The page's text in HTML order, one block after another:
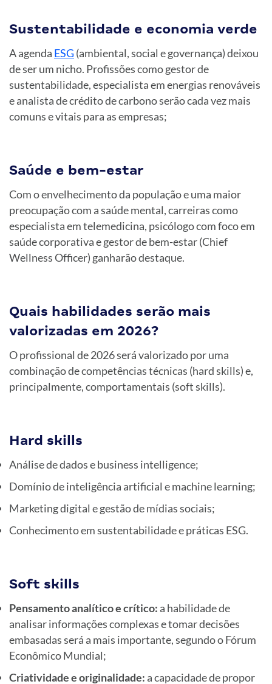
Sustentabilidade e economia verde
A agenda ESG(ambiental, social e governança) deixou
de ser um nicho. Profissões como gestor de
sustentabilidade, especialista em energias renováveis
e analista de crédito de carbono serão cada vez mais
comuns e vitais para as empresas;
Saúde e bem-estar
Com o envelhecimento da população e uma maior
preocupação com a saúde mental, carreiras como
especialista em telemedicina, psicólogo com foco em
saúde corporativa e gestor de bem-estar (Chief
Wellness Officer) ganharão destaque.
Quais habilidades serão mais
valorizadas em 2026?
O profissional de 2026 será valorizado por uma
combinação de competências técnicas (hard skills) e,
principalmente, comportamentais (soft skills).
Hard skills
Análise de dados e business intelligence;
Domínio de inteligência artificial e machine learning;
Marketing digital e gestão de mídias sociais;
Conhecimento em sustentabilidade e práticas ESG.
Soft skills
Pensamento analítico e crítico: a habilidade de
analisar informações complexas e tomar decisões
embasadas será a mais importante, segundo o Fórum
Econômico Mundial;
Criatividade e originalidade: a capacidade de propor